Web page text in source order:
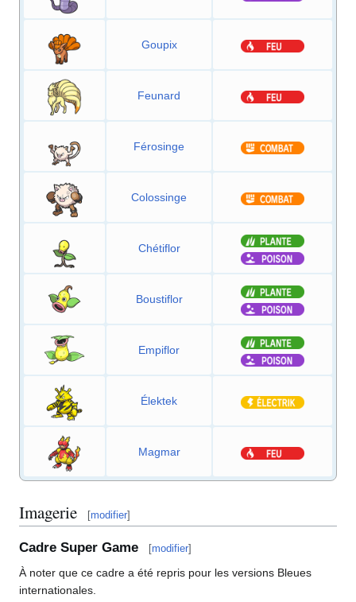
Goupix
Feunard
Férosinge
Colossinge
Chétiflor
Boustiflor
Empiflor
Élektek
Magmar
Imagerie [modifier]
Cadre Super Game [modifier]
À noter que ce cadre a été repris pour les versions Bleues
internationales.